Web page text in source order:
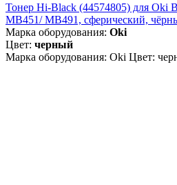
Тонер Hi-Black (44574805) для Oki
MB451/ MB491, сферический,
Марка оборудования: Oki
Цвет: черный
Марка оборудования: Oki Цвет: